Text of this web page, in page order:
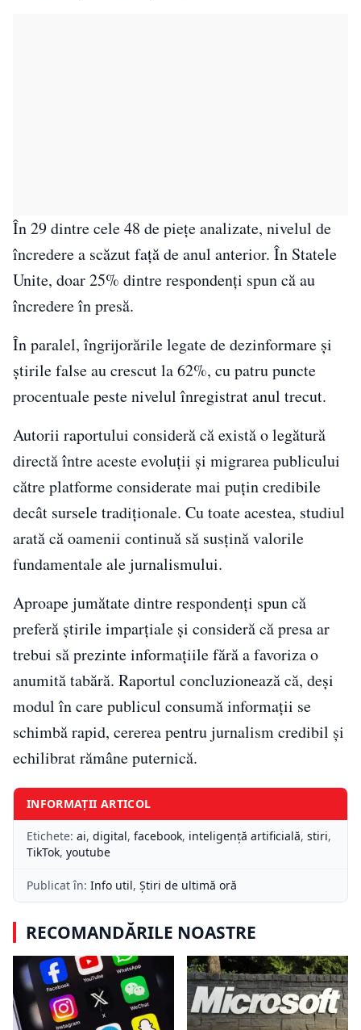
În 29 dintre cele 48 de piețe analizate, nivelul de
încredere a scăzut față de anul anterior. În Statele
Unite, doar 25% dintre respondenți spun că au
încredere în presă.
În paralel, îngrijorările legate de dezinformare și
știrile false au crescut la 62%, cu patru puncte
procentuale peste nivelul înregistrat anul trecut.
Autorii raportului consideră că există o legătură
directă între aceste evoluții și migrarea publicului
către platforme considerate mai puțin credibile
decât sursele tradiționale. Cu toate acestea, studiul
arată că oamenii continuă să susțină valorile
fundamentale ale jurnalismului.
Aproape jumătate dintre respondenți spun că
preferă știrile imparțiale și consideră că presa ar
trebui să prezinte informațiile fără a favoriza o
anumită tabără. Raportul concluzionează că, deși
modul în care publicul consumă informații se
schimbă rapid, cererea pentru jurnalism credibil și
echilibrat rămâne puternică.
INFORMAȚII ARTICOL
Etichete: ai, digital, facebook, inteligență artificială, stiri,
TikTok, youtube
Publicat în: Info util, Știri de ultimă oră
RECOMANDĂRILE NOASTRE